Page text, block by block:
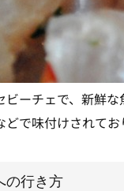
ビーチェで、新鮮
どで味付けされて
の行き方